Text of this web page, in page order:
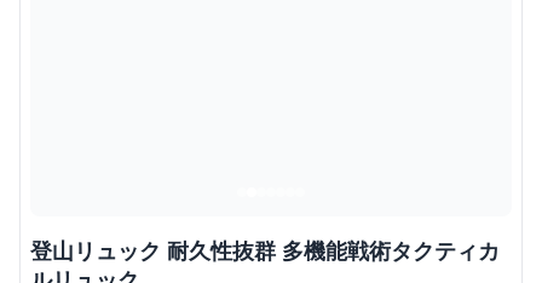
登山リュック 耐久性抜群 多機能戦術タクティカ